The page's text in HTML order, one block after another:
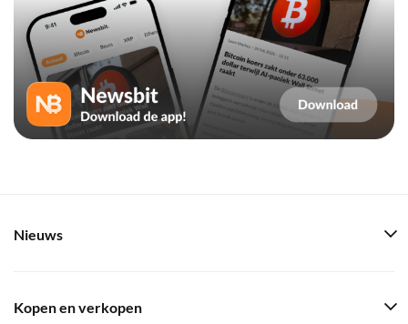
Nieuws
Kopen en verkopen